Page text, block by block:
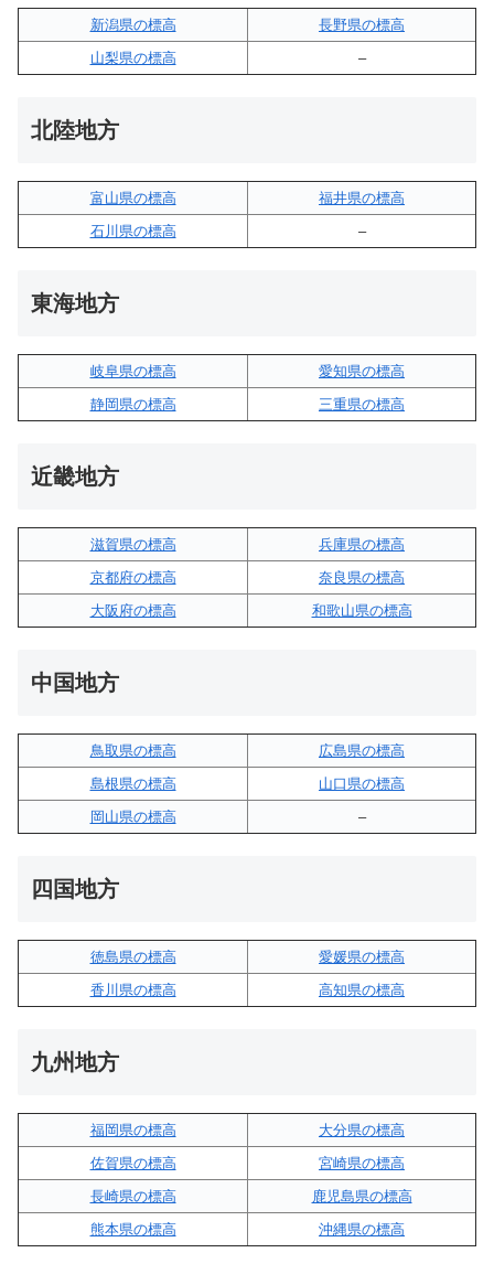
新潟県の標高
長野県の標高
山梨県の標高
–
北陸地方
富山県の標高
福井県の標高
石川県の標高
–
東海地方
岐阜県の標高
愛知県の標高
静岡県の標高
三重県の標高
近畿地方
滋賀県の標高
兵庫県の標高
京都府の標高
奈良県の標高
大阪府の標高
和歌山県の標高
中国地方
鳥取県の標高
広島県の標高
島根県の標高
山口県の標高
岡山県の標高
–
四国地方
徳島県の標高
愛媛県の標高
香川県の標高
高知県の標高
九州地方
福岡県の標高
大分県の標高
佐賀県の標高
宮崎県の標高
長崎県の標高
鹿児島県の標高
熊本県の標高
沖縄県の標高